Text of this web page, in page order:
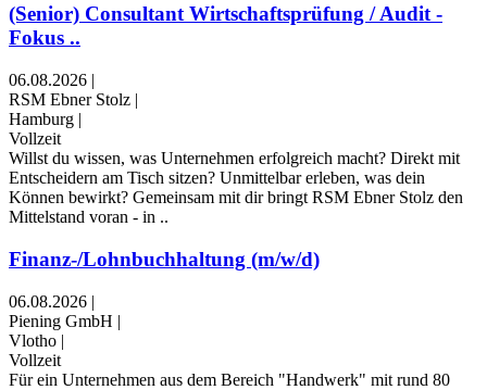
(Senior) Consultant Wirtschaftsprüfung / Audit -
Fokus ..
06.08.2026 |
RSM Ebner Stolz |
Hamburg |
Vollzeit
Willst du wissen, was Unternehmen erfolgreich macht? Direkt mit
Entscheidern am Tisch sitzen? Unmittelbar erleben, was dein
Können bewirkt? Gemeinsam mit dir bringt RSM Ebner Stolz den
Mittelstand voran - in ..
Finanz-/Lohnbuchhaltung (m/w/d)
06.08.2026 |
Piening GmbH |
Vlotho |
Vollzeit
Für ein Unternehmen aus dem Bereich "Handwerk" mit rund 80